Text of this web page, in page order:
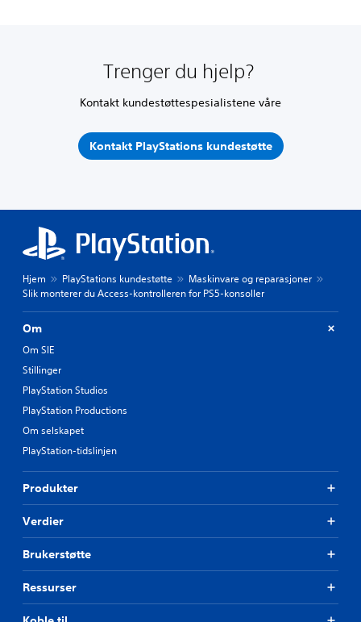
Trenger du hjelp?
Kontakt kundestøttespesialistene våre
Kontakt PlayStations kundestøtte
Hjem PlayStations kundestøtte
Maskinvare og reparasjoner
Slik monterer du Access-kontrolleren for PS5-konsoller
Om
Om SIE
Stillinger
PlayStation Studios
PlayStation Productions
Om selskapet
PlayStation-tidslinjen
Produkter
Verdier
Brukerstøtte
Ressurser